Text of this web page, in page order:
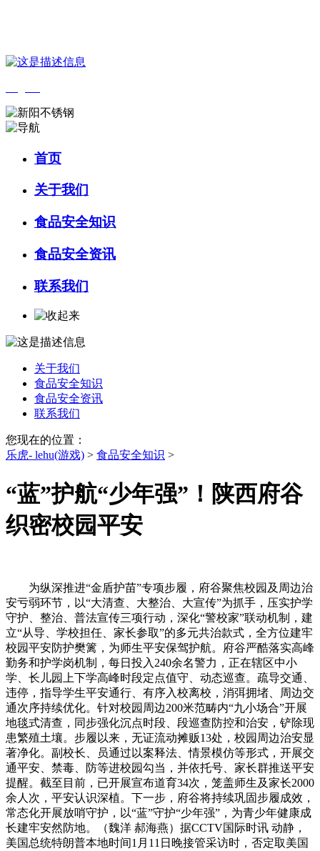
首页
关于我们
食品安全知识
食品安全资讯
联系我们
关于我们
食品安全知识
食品安全资讯
联系我们
您现在的位置：
乐虎- lehu(游戏) > 食品安全知识 >
“蓝”护航“少年强”！陕西府谷
织密校园平安
为纵深推进“金盾护苗”专项步履，府谷聚焦校园及周边治
安亏弱环节，以“大清查、大整治、大宣传”为抓手，压实护学
守护、整治、普法宣传三项行动，深化“警校家”联动机制，建
立“从导、学校担任、家长参取”的多元共治款式，全方位建牢
校园平安防护樊篱，为师生平安保驾护航。府谷严酷落实高峰
勤务和护学岗机制，每日投入240余名警力，正在辖区中小
学、长儿园上下学高峰时段定点值守、动态巡查。疏导交通、
违停，指导学生平安通行、有序入校离校，消弭拥堵、周边交
通次序持续优化。针对校园周边200米范畴内“九小场合”开展
地毯式清查，同步强化沉点时段、段巡查防控和治安，铲除现
患繁殖土壤。步履以来，无证流动摊贩13处，校园周边治安显
著净化。副校长、员通过以案释法、情景模仿等形式，开展交
通平安、禁毒、防等进校园勾当，并依托号、家长群推送平安
提醒。截至目前，已开展宣布道育34次，笼盖师生及家长2000
余人次，平安认识深植。下一步，府谷将持续巩固步履成效，
常态化开展放哨守护，以“蓝”守护“少年强”，为青少年健康成
长建牢安然防地。（魏洋 郝海燕）据CCTV国际时讯 动静，
美国总统特朗普本地时间1月11日晚接管采访时，否定取美国